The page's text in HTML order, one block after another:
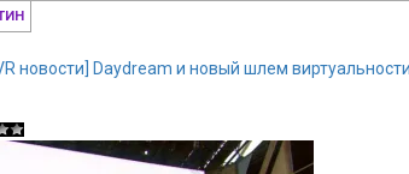
новости] Daydream и новый шлем